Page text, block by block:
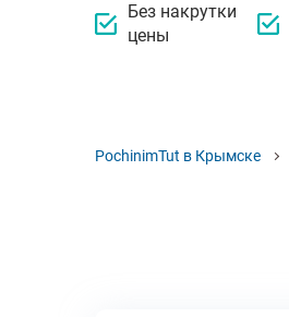
Без накрутки
цены
PochinimTut в Крымске